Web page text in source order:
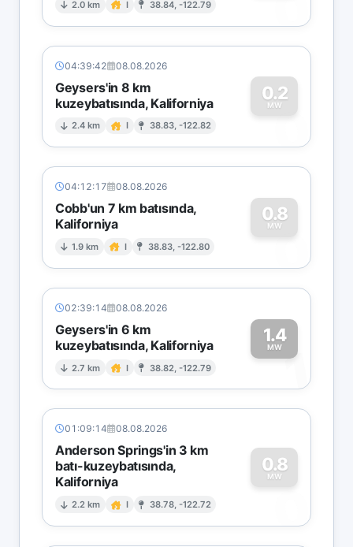
2.0 km I 38.84, -122.79
04:39:42 08.08.2026
Geysers'in 8 km
kuzeybatısında, Kaliforniya
2.4 km I 38.83, -122.82
0.2
MW
0
04:12:17 08.08.2026
Cobb'un 7 km batısında,
Kaliforniya
1.9 km I 38.83, -122.80
0.8
MW
0
02:39:14 08.08.2026
Geysers'in 6 km
kuzeybatısında, Kaliforniya
2.7 km I 38.82, -122.79
1.4
MW1
01:09:14 08.08.2026
Anderson Springs'in 3 km
batı-kuzeybatısında,
Kaliforniya
2.2 km I 38.78, -122.72
0.8
MW
0